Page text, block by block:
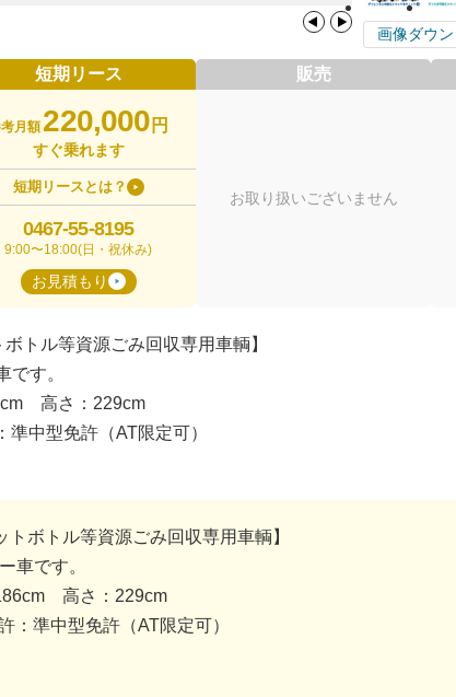
画像ダウ
短期リース
月額 220,000 円
すぐ乗れます
短期リースとは？
0467-55-8195
9:00〜18:00(日・祝休み)
お見積もり
販売
お取り扱いございません
トル等資源ごみ回収専用車輌】
です。
高さ：229cm
中型免許（AT限定可）
トボトル等資源ごみ回収専用車輌】
車です。
高さ：229cm
準中型免許（AT限定可）